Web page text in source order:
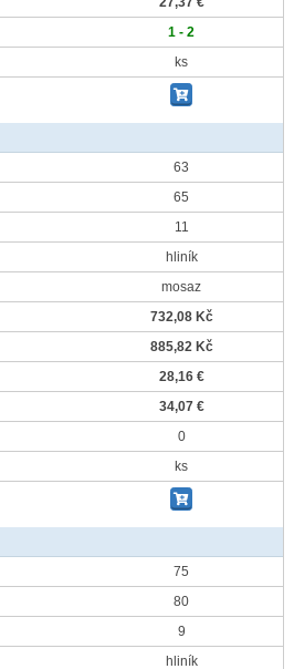
1 - 2
ks
63
65
11
hliník
mosaz
732,08 Kč
885,82 Kč
28,16 €
34,07 €
0
ks
75
80
9
hliník